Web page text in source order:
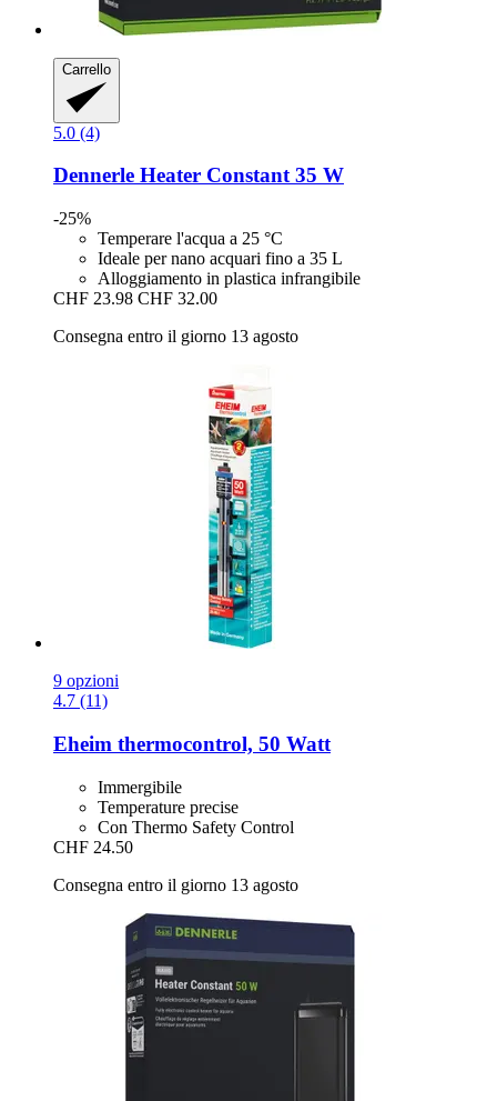
Carrello
5.0 (4)
Dennerle Heater Constant 35 W
-25%
Temperare l'acqua a 25 °C
Ideale per nano acquari fino a 35 L
Alloggiamento in plastica infrangibile
CHF 23.98 CHF 32.00
Consegna entro il giorno 13 agosto
9 opzioni
4.7 (11)
Eheim thermocontrol, 50 Watt
Immergibile
Temperature precise
Con Thermo Safety Control
CHF 24.50
Consegna entro il giorno 13 agosto